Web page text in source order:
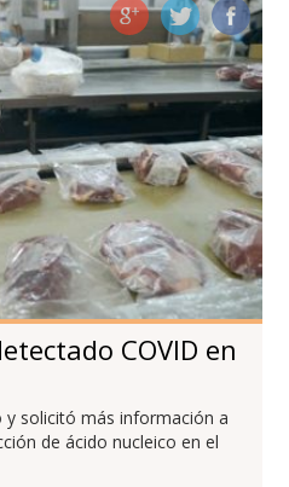
COVID en
y solicitó más información a
de ácido nucleico en el